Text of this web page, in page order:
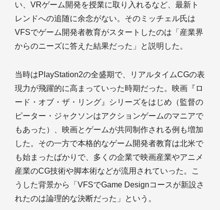
い、VRゲーム開発を授業に取り入れるなど、最新ト
レンドへの追随に余念がない。そのミッチェル氏は
VFSでゲーム開発者教育がスタートしたのは「産業界
からのニーズに答えた結果だった」と説明した。
当時はPlayStation2の全盛期で、リアルタイムCGの表
現力が飛躍的に高まっていった時期だった。映画『ロ
ード・オブ・ザ・リング』シリーズをはじめ（監督の
ピーター・ジャクソンはアクションゲームのマニアで
もあった）、映画とゲームが共同制作される例も増加
した。その一方で本格的なゲーム開発者教育は北米で
も始まったばかりで、多くの企業で映画産業やアニメ
産業のCG技術や脚本術などが流用されていった。こ
うした背景から「VFSでGame Designコースが新設さ
れたのは論理的な決断だった」という。